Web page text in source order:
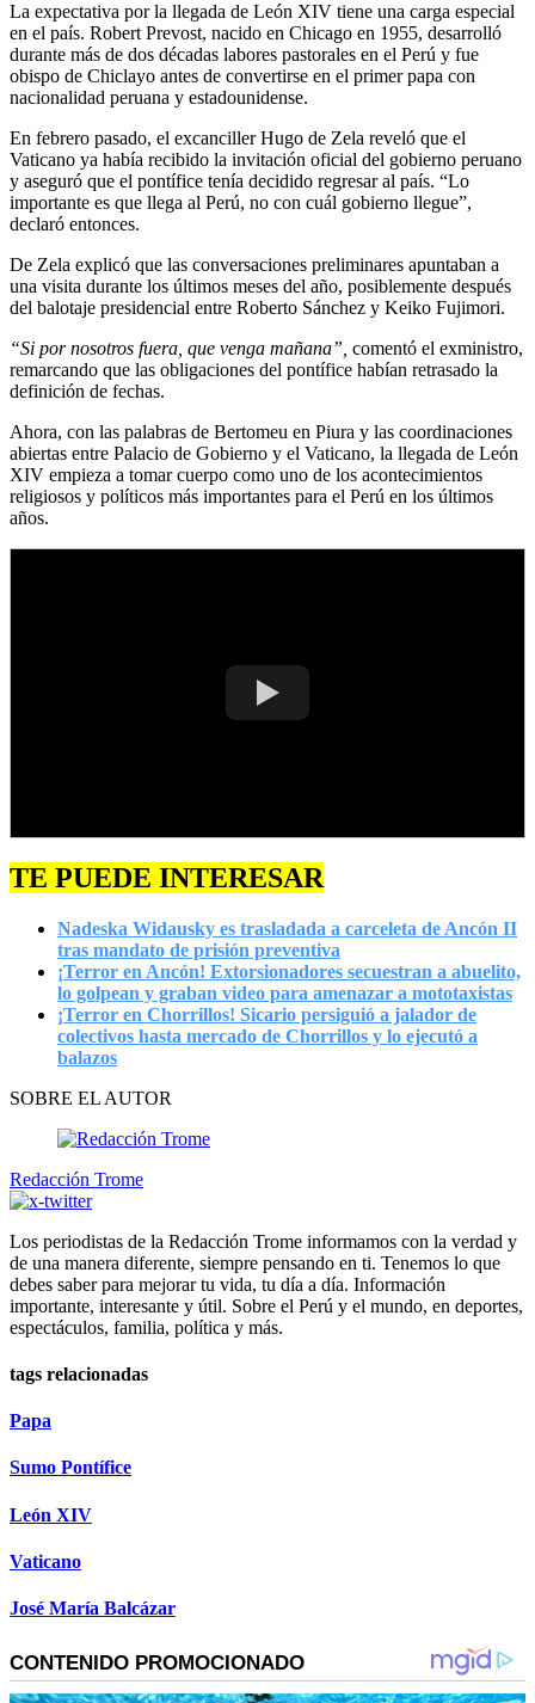
La expectativa por la llegada de León XIV tiene una carga especial
en el país. Robert Prevost, nacido en Chicago en 1955, desarrolló
durante más de dos décadas labores pastorales en el Perú y fue
obispo de Chiclayo antes de convertirse en el primer papa con
nacionalidad peruana y estadounidense.
En febrero pasado, el excanciller Hugo de Zela reveló que el
Vaticano ya había recibido la invitación oficial del gobierno peruano
y aseguró que el pontífice tenía decidido regresar al país. “Lo
importante es que llega al Perú, no con cuál gobierno llegue”,
declaró entonces.
De Zela explicó que las conversaciones preliminares apuntaban a
una visita durante los últimos meses del año, posiblemente después
del balotaje presidencial entre Roberto Sánchez y Keiko Fujimori.
“Si por nosotros fuera, que venga mañana”, comentó el exministro,
remarcando que las obligaciones del pontífice habían retrasado la
definición de fechas.
Ahora, con las palabras de Bertomeu en Piura y las coordinaciones
abiertas entre Palacio de Gobierno y el Vaticano, la llegada de León
XIV empieza a tomar cuerpo como uno de los acontecimientos
religiosos y políticos más importantes para el Perú en los últimos
años.
TE PUEDE INTERESAR
Nadeska Widausky es trasladada a carceleta de Ancón II
tras mandato de prisión preventiva
¡Terror en Ancón! Extorsionadores secuestran a abuelito,
lo golpean y graban video para amenazar a mototaxistas
¡Terror en Chorrillos! Sicario persiguió a jalador de
colectivos hasta mercado de Chorrillos y lo ejecutó a
balazos
SOBRE EL AUTOR
Redacción Trome
Los periodistas de la Redacción Trome informamos con la verdad y
de una manera diferente, siempre pensando en ti. Tenemos lo que
debes saber para mejorar tu vida, tu día a día. Información
importante, interesante y útil. Sobre el Perú y el mundo, en deportes,
espectáculos, familia, política y más.
tags relacionadas
Papa
Sumo Pontífice
León XIV
Vaticano
José María Balcázar